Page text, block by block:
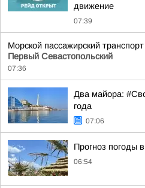
движение
07:39
Морской пассажирский
Первый Севастопольский
07:36
Два майора:
года
07:06
Прогноз погоды
06:54